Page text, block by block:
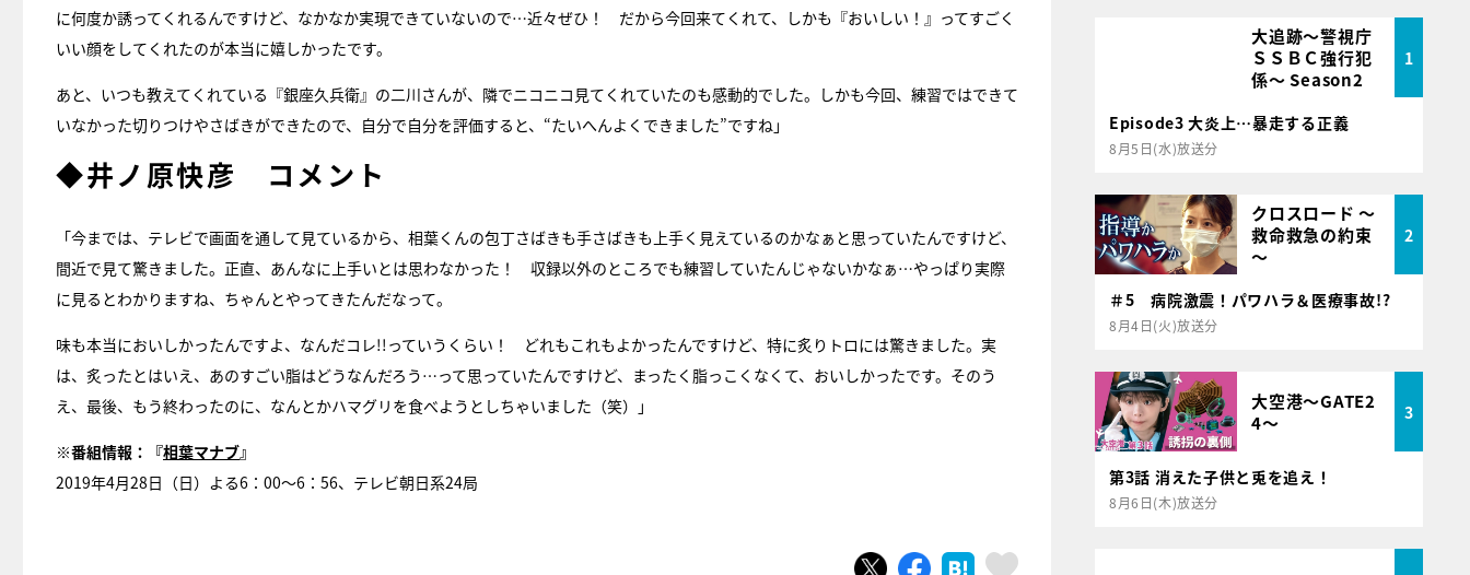
に何度か誘ってくれるんですけど、なかなか実現できていないので…近々ぜひ！ だから今回来てくれて、しかも『おいしい！』ってすごく
いい顔をしてくれたのが本当に嬉しかったです。
あと、いつも教えてくれている『銀座久兵衛』の二川さんが、隣でニコニコ見てくれていたのも感動的でした。しかも今回、練習ではできて
いなかった切りつけやさばきができたので、自分で自分を評価すると、“たいへんよくできました”ですね」
◆井ノ原快彦 コメント
「今までは、テレビで画面を通して見ているから、相葉くんの包丁さばきも手さばきも上手く見えているのかなぁと思っていたんですけど、
間近で見て驚きました。正直、あんなに上手いとは思わなかった！ 収録以外のところでも練習していたんじゃないかなぁ…やっぱり実際
に見るとわかりますね、ちゃんとやってきたんだなって。
味も本当においしかったんですよ、なんだコレ!!っていうくらい！ どれもこれもよかったんですけど、特に炙りトロには驚きました。実
は、炙ったとはいえ、あのすごい脂はどうなんだろう…って思っていたんですけど、まったく脂っこくなくて、おいしかったです。そのう
え、最後、もう終わったのに、なんとかハマグリを食べようとしちゃいました（笑）」
※番組情報：『相葉マナブ』
2019年4月28日（日）よる6：00～6：56、テレビ朝日系24局
ツイートシェア はてブ
大追跡～警視庁
ＳＳＢＣ強行犯
係～ Season2
1
Episode3 大炎上…暴走する正義
8月5日(水)放送分
クロスロード ～
救命救急の約束
～
2
＃5 病院激震！パワハラ＆医療事故!?
8月4日(火)放送分
大空港～GATE2
4～
3
第3話 消えた子供と兎を追え！
8月6日(木)放送分